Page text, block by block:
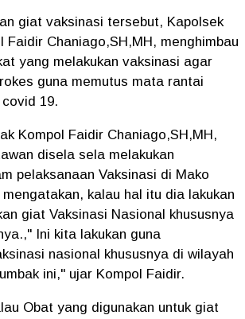
giat vaksinasi tersebut, Kapolsek
Faidir Chaniago,SH,MH, menghimbau
yang melakukan vaksinasi agar
guna memutus mata rantai
19.
Kompol Faidir Chaniago,SH,MH,
disela sela melakukan
pelaksanaan Vaksinasi di Mako
kalau hal itu dia lakukan
giat Vaksinasi Nasional khususnya
Ini kita lakukan guna
nasional khususnya di wilayah
ini," ujar Kompol Faidir.
Obat yang digunakan untuk giat